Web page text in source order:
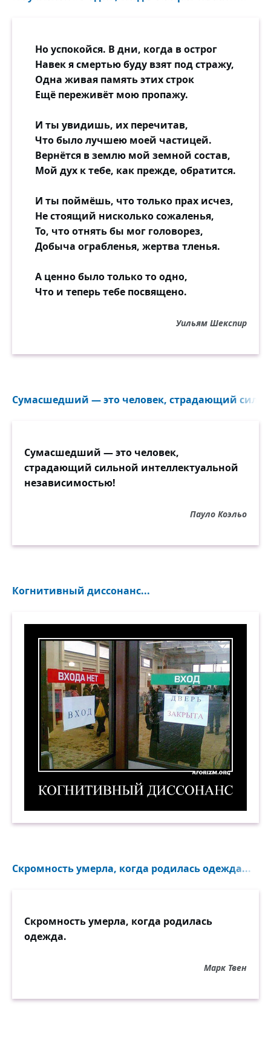
Но успокойся. В дни, когда в острог
Навек я смертью буду взят под стражу,
Одна живая память этих строк
Ещё переживёт мою пропажу.
И ты увидишь, их перечитав,
Что было лучшею моей частицей.
Вернётся в землю мой земной состав,
Мой дух к тебе, как прежде, обратится.
И ты поймёшь, что только прах исчез,
Не стоящий нисколько сожаленья,
То, что отнять бы мог головорез,
Добыча ограбленья, жертва тленья.
А ценно было только то одно,
Что и теперь тебе посвящено.
Уильям Шекспир
Сумасшедший — это человек, страдающий
Сумасшедший — это человек,
страдающий сильной интеллектуальной
независимостью!
Пауло Коэльо
Когнитивный диссонанс...
Скромность умерла, когда родилась одежда...
Скромность умерла, когда родилась
одежда.
Марк Твен